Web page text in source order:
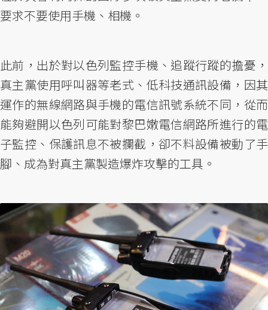
要求不要使用手機、相機。
此前，出於對以色列監控手機、追蹤行蹤的擔憂，
真主黨使用呼叫器等老式、低科技通訊設備，因其
運作的無線網路與手機的電信訊號系統不同，從而
能夠避開以色列可能對黎巴嫩電信網路所進行的電
子監控、保護訊息不被攔截，卻不料設備被動了手
腳、成為對真主黨製造爆炸攻擊的工具。